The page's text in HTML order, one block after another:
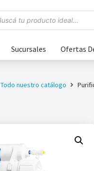
Sucursales Ofertas
Todo nuestro catálogo